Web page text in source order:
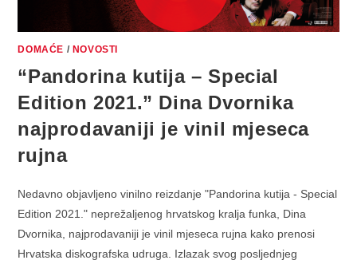
PROZIRNOM
VINILU
DOMAĆE / NOVOSTI
“Pandorina kutija – Special
Edition 2021.” Dina Dvornika
najprodavaniji je vinil mjeseca
rujna
Nedavno objavljeno vinilno reizdanje "Pandorina kutija - Special
Edition 2021." neprežaljenog hrvatskog kralja funka, Dina
Dvornika, najprodavaniji je vinil mjeseca rujna kako prenosi
Hrvatska diskografska udruga. Izlazak svog posljednjeg